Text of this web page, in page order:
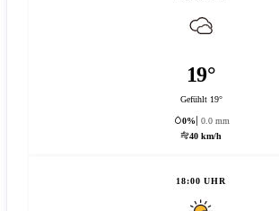
19°
Gefühlt 19°
0%
0.0 mm
40 km/h
18:00 UHR